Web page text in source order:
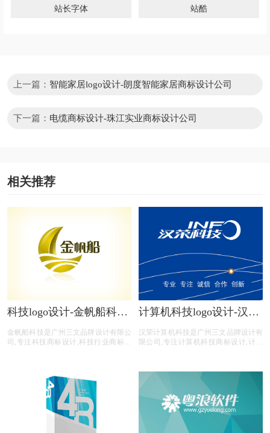
站长字体 站酷
上一篇： 智能家居logo设计-朗度智能家居商标设计公司
下一篇： 电缆商标设计-珠江实业商标设计公司
相关推荐
科技logo设计-金帆船科技
金帆船科技是广州三文品牌设计有限公
司,专注科技商标设计,科技行业商标设
请文件等科技商标设计注册服务。
计算机科技logo设计-汉荣
汉荣计算机科技是广州三文品牌设计有
限公司,专注计算机科技商标设计,计算
算机科技电商商标设计,商标设计前期
提供专业的商标分类,商标注册查询,商
标申请文件等计算机科技商标设计注册
服务。